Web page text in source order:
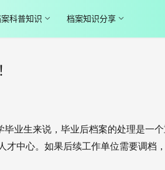
科普知识 档案知识分享
毕业生来说，毕业后档案的处理是一
才中心。如果后续工作单位需要调档